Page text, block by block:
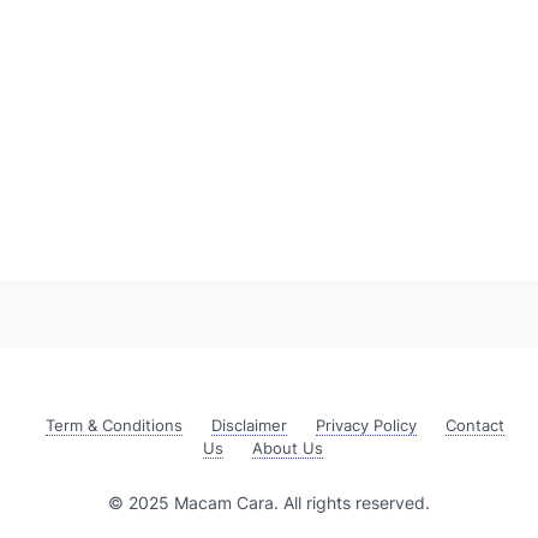
Term & Conditions Disclaimer Privacy Policy
Contact
Us
About Us
© 2025 Macam Cara. All rights reserved.